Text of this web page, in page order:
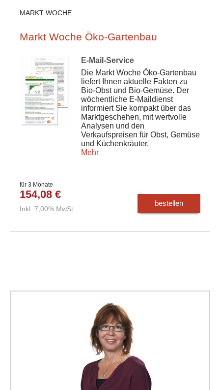
MARKT WOCHE
Markt Woche Öko-Gartenbau
E-Mail-Service
Die Markt Woche Öko-Gartenbau
liefert Ihnen aktuelle Fakten zu
Bio-Obst und Bio-Gemüse. Der
wöchentliche E-Maildienst
informiert Sie kompakt über das
Marktgeschehen, mit wertvolle
Analysen und den
Verkaufspreisen für Obst, Gemüse
und Küchenkräuter.
Mehr
für 3 Monate
154,08 €
Inkl. 7,00% MwSt.
bestellen